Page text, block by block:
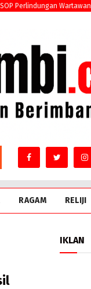
SOP Perlindungan Wartawan
RAGAM RELIJI
IKLAN